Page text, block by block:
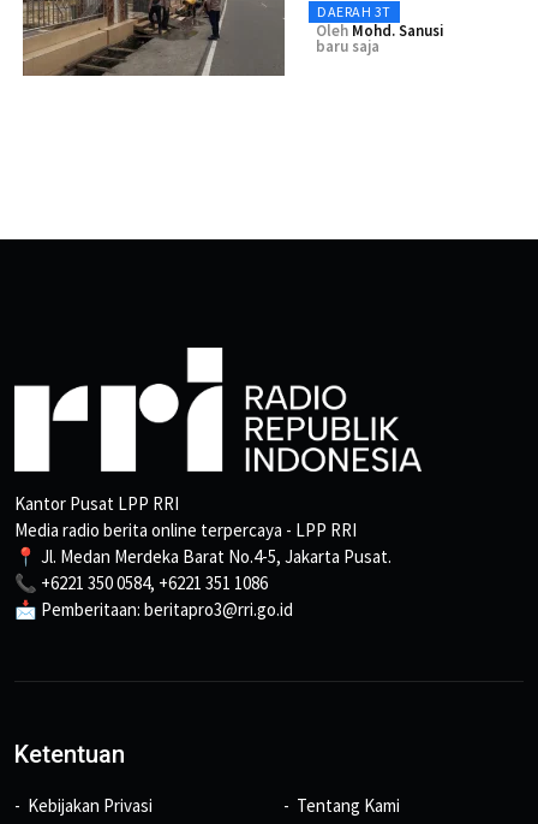
DAERAH 3T
Oleh Mohd. Sanusi
baru saja
Kantor Pusat LPP RRI
Media radio berita online terpercaya - LPP RRI
📍 Jl. Medan Merdeka Barat No.4-5, Jakarta Pusat.
📞 +6221 350 0584, +6221 351 1086
📩 Pemberitaan: beritapro3@rri.go.id
Ketentuan
Kebijakan Privasi
Tentang Kami